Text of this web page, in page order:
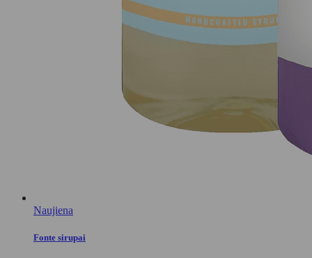
Naujiena
Fonte sirupai